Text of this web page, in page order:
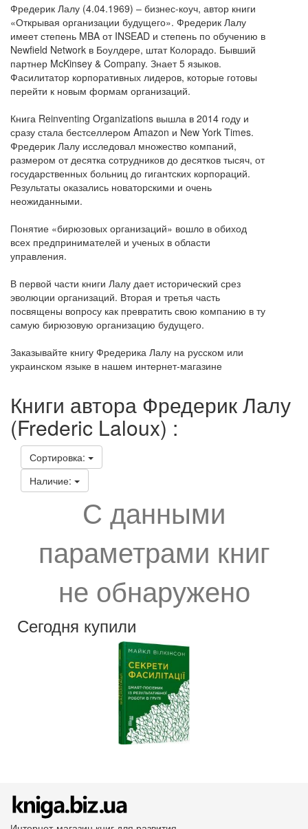
Фредерик Лалу (4.04.1969) – бизнес-коуч, автор книги
«Открывая организации будущего». Фредерик Лалу
имеет степень MBA от INSEAD и степень по обучению в
Newfield Network в Боулдере, штат Колорадо. Бывший
партнер McKinsey & Company. Знает 5 языков.
Фасилитатор корпоративных лидеров, которые готовы
перейти к новым формам организаций.
Книга Reinventing Organizations вышла в 2014 году и
сразу стала бестселлером Amazon и New York Times.
Фредерик Лалу исследовал множество компаний,
размером от десятка сотрудников до десятков тысяч, от
государственных больниц до гигантских корпораций.
Результаты оказались новаторскими и очень
неожиданными.
Понятие «бирюзовых организаций» вошло в обиход
всех предпринимателей и ученых в области
управления.
В первой части книги Лалу дает исторический срез
эволюции организаций. Вторая и третья часть
посвящены вопросу как превратить свою компанию в ту
самую бирюзовую организацию будущего.
Заказывайте книгу Фредерика Лалу на русском или
украинском языке в нашем интернет-магазине
Книги автора Фредерик Лалу
(Frederic Laloux) :
Сортировка:
Наличие:
С данными
параметрами книг
не обнаружено
Сегодня купили